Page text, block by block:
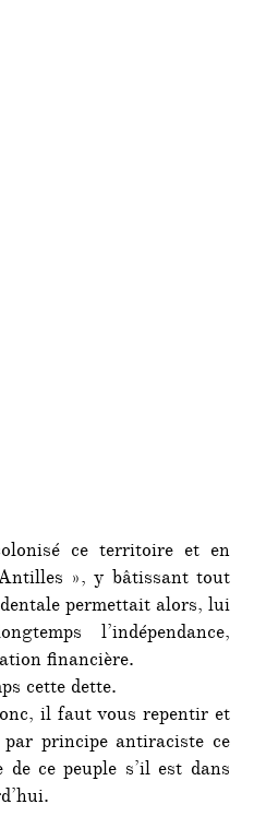
ce territoire et en
», y bâtissant tout
permettait alors, lui
l’indépendance,
financière.
cette dette.
il faut vous repentir et
principe antiraciste ce
ce peuple s’il est dans